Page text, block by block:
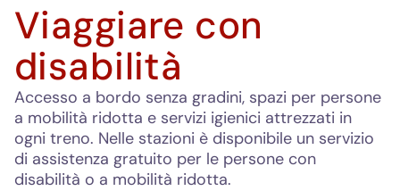
Viaggiare con
disabilità
Accesso a bordo senza gradini, spazi per persone
a mobilità ridotta e servizi igienici attrezzati in
ogni treno. Nelle stazioni è disponibile un servizio
di assistenza gratuito per le persone con
disabilità o a mobilità ridotta.